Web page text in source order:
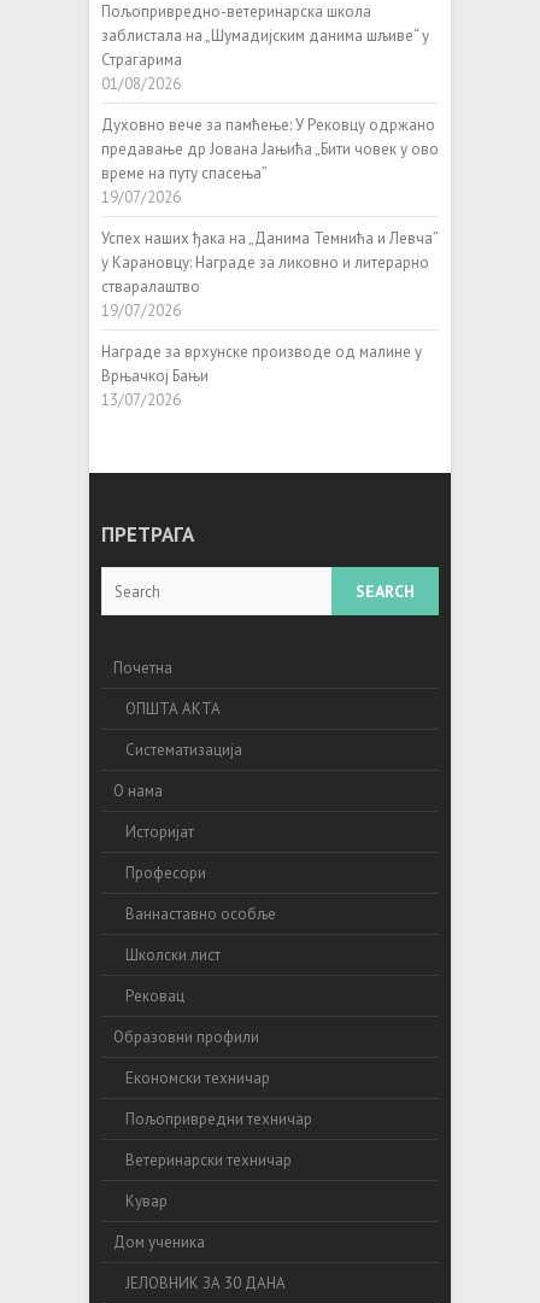
Пољопривредно-ветеринарска школа
заблистала на „Шумадијским данима шљиве“ у
Страгарима
01/08/2026
Духовно вече за памћење: У Рековцу одржано
предавање др Јована Јањића „Бити човек у ово
време на путу спасења”
19/07/2026
Успех наших ђака на „Данима Темнића и Левча”
у Карановцу: Награде за ликовно и литерарно
стваралаштво
19/07/2026
Награде за врхунске производе од малине у
Врњачкој Бањи
13/07/2026
ПРЕТРАГА
Почетна
ОПШТА АКТА
Систематизација
О нама
Историјат
Професори
Ваннаставно особље
Школски лист
Рековац
Образовни профили
Економски техничар
Пољопривредни техничар
Ветеринарски техничар
Кувар
Дом ученика
ЈЕЛОВНИК ЗА 30 ДАНА